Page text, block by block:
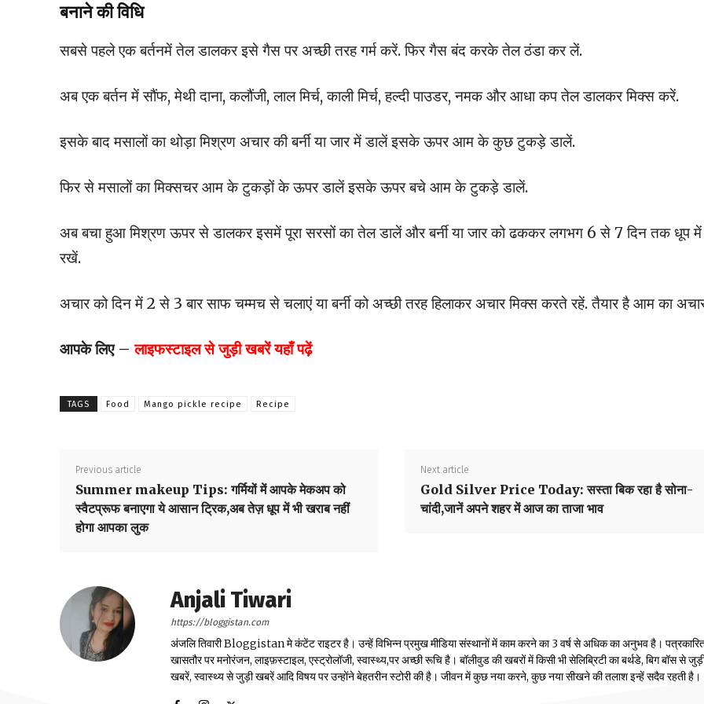
बनाने की विधि
सबसे पहले एक बर्तनमें तेल डालकर इसे गैस पर अच्छी तरह गर्म करें. फिर गैस बंद करके तेल ठंडा कर लें.
अब एक बर्तन में सौंफ, मेथी दाना, कलौंजी, लाल मिर्च, काली मिर्च, हल्दी पाउडर, नमक और आधा कप तेल डालकर मिक्स करें.
इसके बाद मसालों का थोड़ा मिश्रण अचार की बर्नी या जार में डालें इसके ऊपर आम के कुछ टुकड़े डालें.
फिर से मसालों का मिक्सचर आम के टुकड़ों के ऊपर डालें इसके ऊपर बचे आम के टुकड़े डालें.
अब बचा हुआ मिश्रण ऊपर से डालकर इसमें पूरा सरसों का तेल डालें और बर्नी या जार को ढककर लगभग 6 से 7 दिन तक धूप में
रखें.
अचार को दिन में 2 से 3 बार साफ चम्मच से चलाएं या बर्नी को अच्छी तरह हिलाकर अचार मिक्स करते रहें. तैयार है आम का
आपके लिए –लाइफस्टाइल से जुड़ी खबरें यहाँ पढ़ें
TAGS Food Mango pickle recipe Recipe
Previous article
Summer makeup Tips: गर्मियों में आपके मेकअप को
स्वैटप्रूफ बनाएगा ये आसान ट्रिक,अब तेज़ धूप में भी खराब नहीं
होगा आपका लुक
Next article
Gold Silver Price Today: सस्ता बिक रहा है सोना-
चांदी,जानें अपने शहर में आज का ताजा भाव
Anjali Tiwari
https://bloggistan.com
अंजलि तिवारी Bloggistan मे कंटेंट राइटर है। उन्हें विभिन्न प्रमुख मीडिया संस्थानों में काम करने का 3 वर्ष से अधिक का अनुभव है।
खासतौर पर मनोरंजन, लाइफ़स्टाइल, एस्ट्रोलॉजी, स्वास्थ्य,पर अच्छी रूचि है। बॉलीवुड की खबरों में किसी भी सेलिब्रिटी का बर्थडे, बिग बॉस से
खबरें, स्वास्थ्य से जुड़ी खबरें आदि विषय पर उन्होंने बेहतरीन स्टोरी की है। जीवन में कुछ नया करने, कुछ नया सीखने की तलाश इन्हें सदैव रहती है।